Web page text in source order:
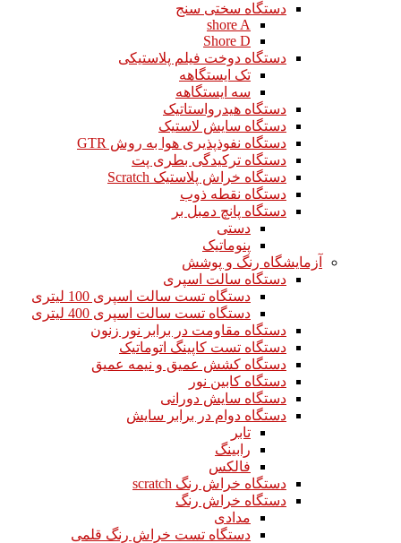
دستگاه سختی سنج
shore A
Shore D
دستگاه دوخت فیلم پلاستیکی
تک ایستگاهه
سه ایستگاهه
دستگاه هیدرواستاتیک
دستگاه سایش لاستیک
دستگاه نفوذپذیری هوا به روش GTR
دستگاه ترکیدگی بطری پت
دستگاه خراش پلاستیک Scratch
دستگاه نقطه ذوب
دستگاه پانچ دمبل بر
دستی
پنوماتیک
آزمایشگاه رنگ و پوشش
دستگاه سالت اسپری
دستگاه تست سالت اسپری 100 لیتری
دستگاه تست سالت اسپری 400 لیتری
دستگاه مقاومت در برابر نور زنون
دستگاه تست کاپینگ اتوماتیک
دستگاه کشش عمیق و نیمه عمیق
دستگاه کابین نور
دستگاه سایش دورانی
دستگاه دوام در برابر سایش
تابر
رابینگ
فالکس
دستگاه خراش رنگ scratch
دستگاه خراش رنگ
مدادی
دستگاه تست خراش رنگ قلمی